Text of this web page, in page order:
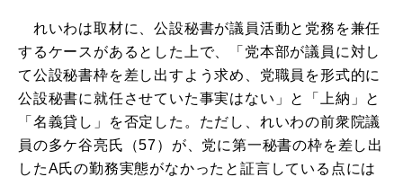
れいわは取材に、公設秘書が議員活動と党務を兼任
するケースがあるとした上で、「党本部が議員に対し
て公設秘書枠を差し出すよう求め、党職員を形式的に
公設秘書に就任させていた事実はない」と「上納」と
「名義貸し」を否定した。ただし、れいわの前衆院議
員の多ケ谷亮氏（57）が、党に第一秘書の枠を差し出
したA氏の勤務実態がなかったと証言している点には